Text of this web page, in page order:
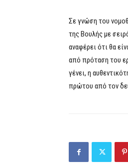
Σε γνώση του
της Βουλής με
αναφέρει ότι θα
από πρόταση του
γένει, η
πρώτου από τον